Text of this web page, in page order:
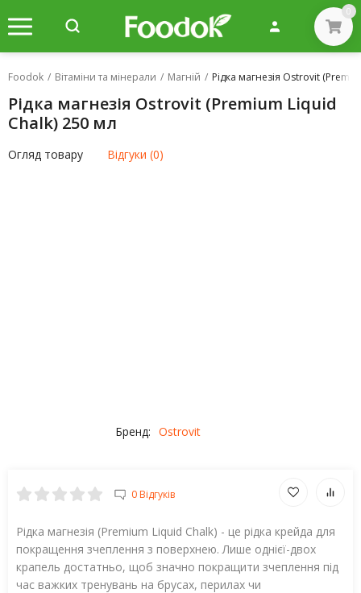
0
Foodok / Вітаміни та мінерали / Магній / Рідка магнезія Ostrovit
Рідка магнезія Ostrovit (Premium Liquid
Chalk) 250 мл
Огляд товару Відгуки (0)
Бренд: Ostrovit
0 Відгуків
Рідка магнезія (Premium Liquid Chalk) - це рідка крейда для
покращення зчеплення з поверхнею. Лише однієї-двох
крапель достатньо, щоб значно покращити зчеплення під
час важких тренувань на брусах, перилах чи